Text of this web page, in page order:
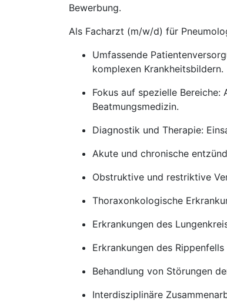
Bewerbung.
Als Facharzt (m/w/d) für
Umfassende
komplexen Krankheitsbildern.
Fokus auf spezielle
Beatmungsmedizin.
Diagnostik und Therapie:
Akute und chronische
Obstruktive und restriktive
Thoraxonkologische
Erkrankungen des
Erkrankungen des
Behandlung von Störungen
Interdisziplinäre